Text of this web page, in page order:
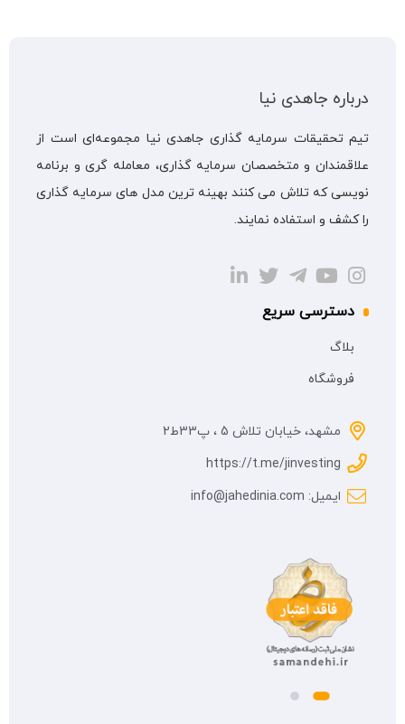
درباره جاهدی نیا
تیم تحقیقات سرمایه گذاری جاهدی نیا مجموعه‌ای است از
علاقمندان و متخصصان سرمایه گذاری، معامله گری و برنامه
نویسی که تلاش می کنند بهینه ترین مدل های سرمایه گذاری
را کشف و استفاده نمایند.
دسترسی سریع
بلاگ
فروشگاه
مشهد، خیابان تلاش 5 ، پ33ط2
https://t.me/jinvesting
ایمیل: info@jahedinia.com